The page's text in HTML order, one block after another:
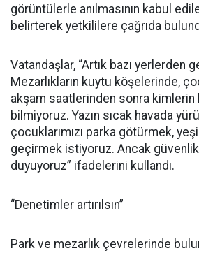
görüntülerle anılmasının kabul
belirterek yetkililere çağrıda
Vatandaşlar, “Artık bazı yerlerden
Mezarlıkların kuytu köşelerinde,
akşam saatlerinden sonra kimlerin
bilmiyoruz. Yazın sıcak havada
çocuklarımızı parka götürmek,
geçirmek istiyoruz. Ancak
duyuyoruz” ifadelerini kullandı.
“Denetimler artırılsın”
Park ve mezarlık çevrelerinde